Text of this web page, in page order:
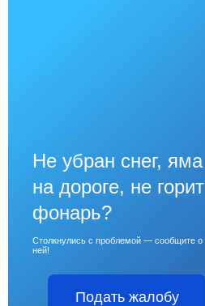
Не убран снег, яма
на дороге, не горит
фонарь?
Столкнулись с проблемой — сообщите о
ней!
Подать жалобу